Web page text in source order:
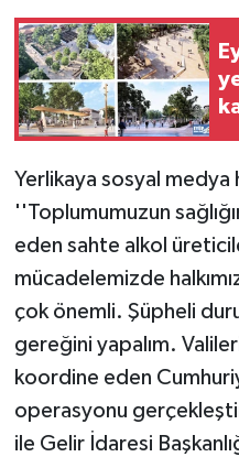
Yerlikaya sosyal medya
''Toplumumuzun
eden sahte alkol
mücadelemizde
çok önemli. Şüpheli
gereğini yapalım.
koordine eden
operasyonu
ile Gelir İdaresi